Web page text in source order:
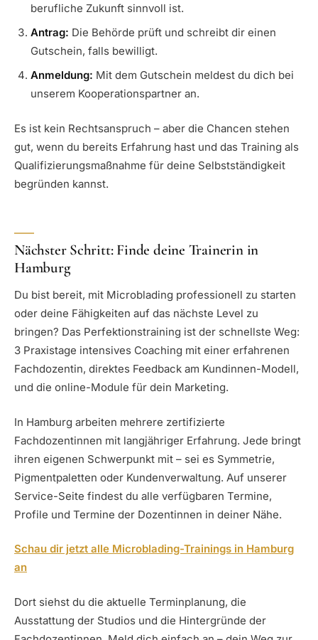
berufliche Zukunft sinnvoll ist.
Antrag: Die Behörde prüft und schreibt dir einen
Gutschein, falls bewilligt.
Anmeldung: Mit dem Gutschein meldest du dich bei
unserem Kooperationspartner an.
Es ist kein Rechtsanspruch – aber die Chancen stehen
gut, wenn du bereits Erfahrung hast und das Training als
Qualifizierungsmaßnahme für deine Selbstständigkeit
begründen kannst.
Nächster Schritt: Finde deine Trainerin in
Hamburg
Du bist bereit, mit Microblading professionell zu starten
oder deine Fähigkeiten auf das nächste Level zu
bringen? Das Perfektionstraining ist der schnellste Weg:
3 Praxistage intensives Coaching mit einer erfahrenen
Fachdozentin, direktes Feedback am Kundinnen-Modell,
und die online-Module für dein Marketing.
In Hamburg arbeiten mehrere zertifizierte
Fachdozentinnen mit langjähriger Erfahrung. Jede bringt
ihren eigenen Schwerpunkt mit – sei es Symmetrie,
Pigmentpaletten oder Kundenverwaltung. Auf unserer
Service-Seite findest du alle verfügbaren Termine,
Profile und Termine der Dozentinnen in deiner Nähe.
Schau dir jetzt alle Microblading-Trainings in Hamburg
an
Dort siehst du die aktuelle Terminplanung, die
Ausstattung der Studios und die Hintergründe der